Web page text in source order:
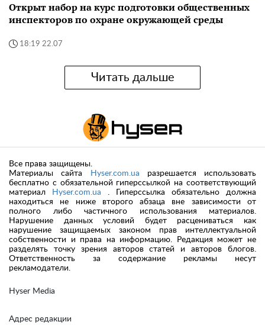
Открыт набор на курс подготовки общественных
инспекторов по охране окружающей среды
18:19 22.07
Читать дальше
Hyser Media
Адрес редакции
Все права защищены.
Материалы сайта
Hyser.com.ua разрешается использовать
бесплатно с обязательной гиперссылкой на соответствующий
материал
Hyser.com.ua . Гиперссылка обязательно должна
находиться не ниже второго абзаца вне зависимости от
полного либо частичного использования материалов.
Нарушение данных условий будет расцениваться как
нарушение защищаемых законом прав интеллектуальной
собственности и права на информацию. Редакция может не
разделять точку зрения авторов статей и авторов блогов.
Ответственность за содержание рекламы несут
рекламодатели.